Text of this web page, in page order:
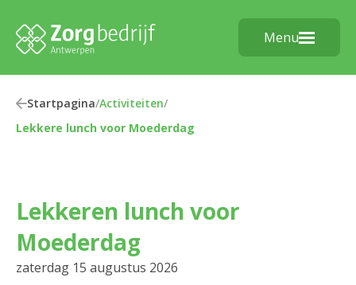
Menu
Startpagina/Activiteiten/
Lekkere lunch voor Moederdag
Lekkeren lunch voor
Moederdag
zaterdag 15 augustus 2026